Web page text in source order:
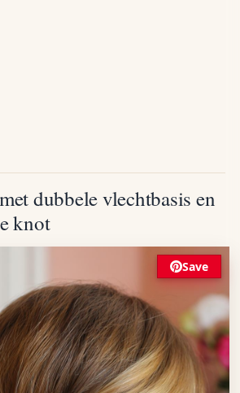
dubbele vlechtbasis en
knot
Save